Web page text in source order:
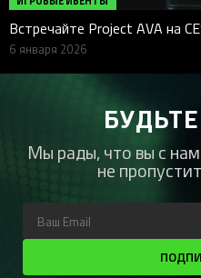
Встречайте Project AVA на
6 января 2026
Мы рады, что вы с
не